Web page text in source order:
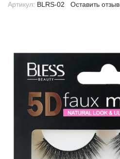
Артикул: BLRS-02 Оставить отзыв